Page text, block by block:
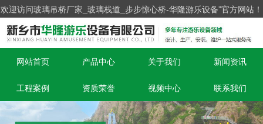
欢迎访问玻璃吊桥厂家_玻璃栈道_步步惊心桥-华隆游乐设备”官方网站！
网站首页 产品中心 关于我们 新闻资讯
工程案例 资质荣誉 视频中心 联系我们